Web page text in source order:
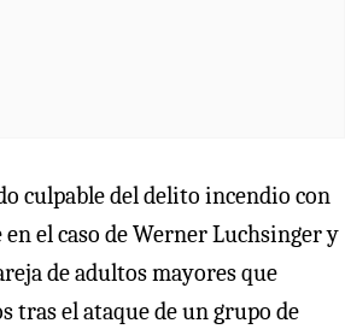
culpable del delito incendio con
el caso de Werner Luchsinger y
de adultos mayores que
tras el ataque de un grupo de